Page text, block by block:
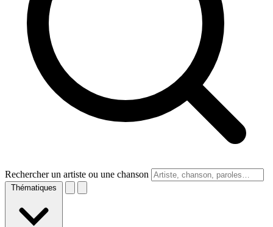
Rechercher un artiste ou une chanson
Thématiques